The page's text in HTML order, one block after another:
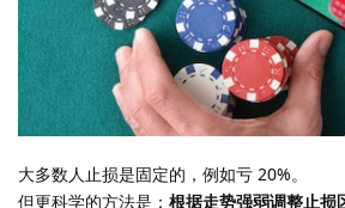
大多数人止损是固定的，例如亏 20%。
但更科学的方法是： 根据走势强弱调整止损